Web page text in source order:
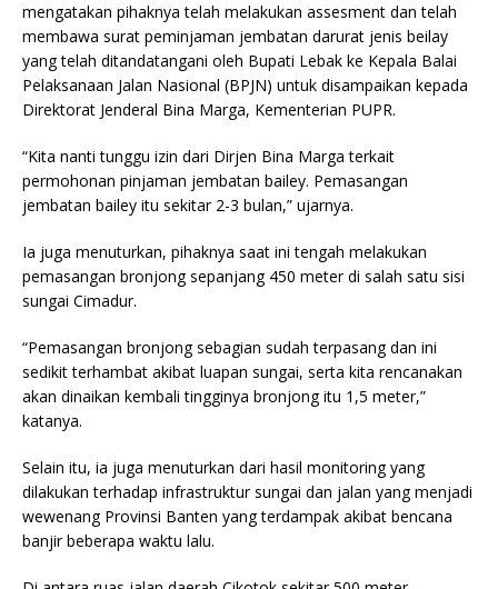
mengatakan pihaknya telah melakukan assesment dan telah
membawa surat peminjaman jembatan darurat jenis beilay
yang telah ditandatangani oleh Bupati Lebak ke Kepala Balai
Pelaksanaan Jalan Nasional (BPJN) untuk disampaikan kepada
Direktorat Jenderal Bina Marga, Kementerian PUPR.
“Kita nanti tunggu izin dari Dirjen Bina Marga terkait
permohonan pinjaman jembatan bailey. Pemasangan
jembatan bailey itu sekitar 2-3 bulan,” ujarnya.
Ia juga menuturkan, pihaknya saat ini tengah melakukan
pemasangan bronjong sepanjang 450 meter di salah satu sisi
sungai Cimadur.
“Pemasangan bronjong sebagian sudah terpasang dan ini
sedikit terhambat akibat luapan sungai, serta kita rencanakan
akan dinaikan kembali tingginya bronjong itu 1,5 meter,”
katanya.
Selain itu, ia juga menuturkan dari hasil monitoring yang
dilakukan terhadap infrastruktur sungai dan jalan yang menjadi
wewenang Provinsi Banten yang terdampak akibat bencana
banjir beberapa waktu lalu.